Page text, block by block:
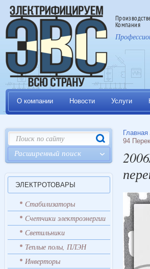
Компания
О компании Новости Услуги
Расширенный поиск
ЭЛЕКТРОТОВАРЫ
Стабилизаторы
Счетчики электроэнергии
Светильники
Теплые полы, ПЛЭН
Инверторы
Главная
94